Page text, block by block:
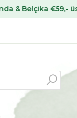
üstü kargo bedava